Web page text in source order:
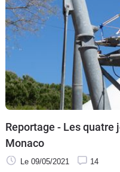
meilleur couple
Reportage - Les quatre
Monaco
Le 09/05/2021 14